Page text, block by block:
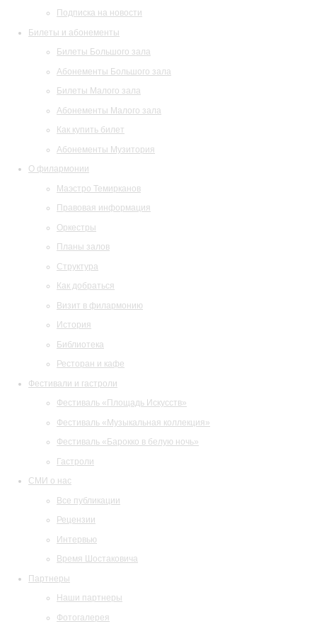
Подписка на новости
Билеты и абонементы
Билеты Большого зала
Абонементы Большого зала
Билеты Малого зала
Абонементы Малого зала
Как купить билет
Абонементы Музитория
О филармонии
Маэстро Темирканов
Правовая информация
Оркестры
Планы залов
Структура
Как добраться
Визит в филармонию
История
Библиотека
Ресторан и кафе
Фестивали и гастроли
Фестиваль «Площадь Искусств»
Фестиваль «Музыкальная коллекция»
Фестиваль «Барокко в белую ночь»
Гастроли
СМИ о нас
Все публикации
Рецензии
Интервью
Время Шостаковича
Партнеры
Наши партнеры
Фотогалерея